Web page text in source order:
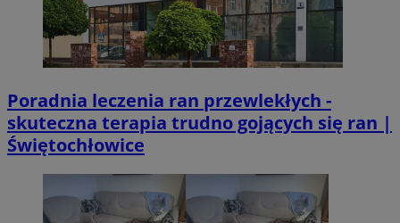
Poradnia leczenia ran przewlekłych -
skuteczna terapia trudno gojących się ran |
Świętochłowice
VISITOR_PRIVACY_METADATA
YouTube
.youtube.com